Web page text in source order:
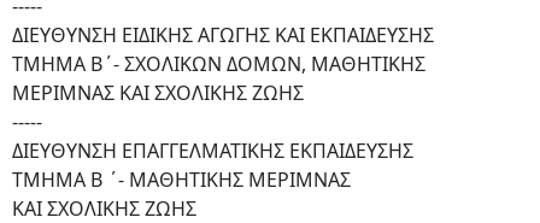
-----
ΔΙΕΥΘΥΝΣΗ ΕΙΔΙΚΗΣ ΑΓΩΓΗΣ ΚΑΙ ΕΚΠΑΙΔΕΥΣΗΣ
ΤΜΗΜΑ Β΄- ΣΧΟΛΙΚΩΝ ΔΟΜΩΝ, ΜΑΘΗΤΙΚΗΣ
ΜΕΡΙΜΝΑΣ ΚΑΙ ΣΧΟΛΙΚΗΣ ΖΩΗΣ
-----
ΔΙΕΥΘΥΝΣΗ ΕΠΑΓΓΕΛΜΑΤΙΚΗΣ ΕΚΠΑΙΔΕΥΣΗΣ
ΤΜΗΜΑ Β ΄- ΜΑΘΗΤΙΚΗΣ ΜΕΡΙΜΝΑΣ
ΚΑΙ ΣΧΟΛΙΚΗΣ ΖΩΗΣ